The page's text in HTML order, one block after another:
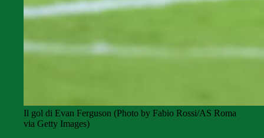
Il gol di Evan Ferguson (Photo by Fabio Rossi/AS Roma
via Getty Images)